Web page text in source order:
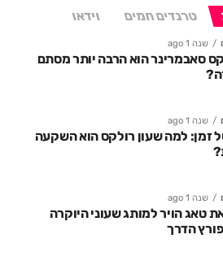
טרנדים חמים וידאו
שנה 1 ago
סאבמרינר הוא הרבה יותר מסתם
שנה 1 ago
זמן: למה שעון רולקס הוא השקעה
שנה 1 ago
טאג הויר למותג שעוני היוקרה
הדרך